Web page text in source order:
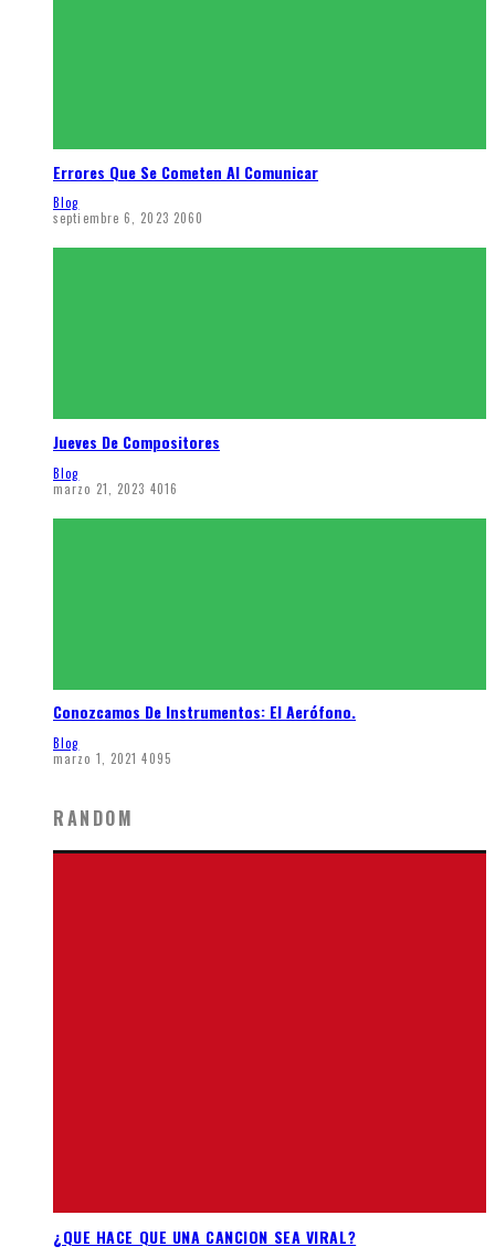
Errores Que Se Cometen Al Comunicar
Blog
septiembre 6, 2023 2060
Jueves De Compositores
Blog
marzo 21, 2023 4016
Conozcamos De Instrumentos: El Aerófono.
Blog
marzo 1, 2021 4095
RANDOM
¿QUE HACE QUE UNA CANCION SEA VIRAL?